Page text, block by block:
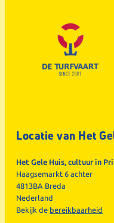
Locatie van Het
Het Gele Huis, cultuur in
Haagsemarkt 6 achter
4813BA Breda
Nederland
Bekijk de bereikbaarheid